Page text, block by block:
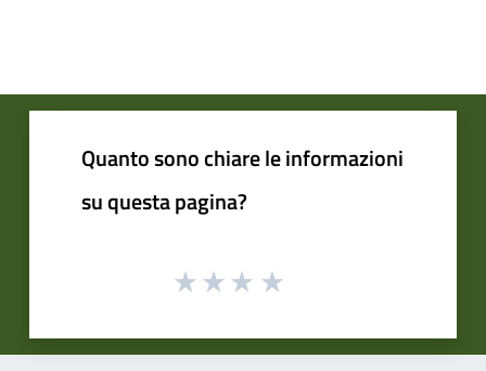
Quanto sono chiare le informazioni
su questa pagina?